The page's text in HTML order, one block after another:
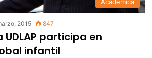
Académica
2015 847
UDLAP participa en
infantil